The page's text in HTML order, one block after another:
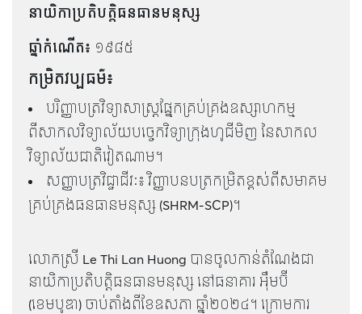
នាយិកាប្រតិបត្តិធនធានមនុស្ស
ឆ្នាំកំណើត៖ ១៩៨៥
កម្រិតវប្បធម៌៖
បរិញ្ញាបត្រវិទ្យាសាស្ត្រផ្នែកគ្រប់គ្រងឧស្សាហកម្ម
ពីសាកលវិទ្យាល័យបច្ចេកវិទ្យាក្រុងហូជីមិញ នៃសាកល
វិទ្យាល័យជាតិវៀតណាម។
សញ្ញាបត្រវិជ្ជាជីវៈ៖ វិញ្ញាបនបត្រកម្រិតខ្ពស់ពីសមាគម
គ្រប់គ្រងធនធានមនុស្ស (SHRM-SCP)។
លោកស្រី Le Thi Lan Huong បានចូលកាន់តំណែងជា
នាយិកាប្រតិបត្តិធនធានមនុស្ស នៅធនាគារ អឹុមប៊ី
(ខេមបូឌា) ចាប់តាំងពីខែឧសភា ឆ្នាំ២០២៤។ ក្រោមការ